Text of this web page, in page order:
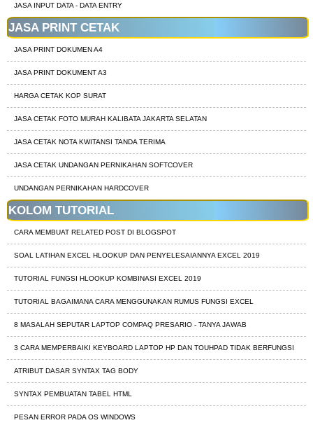
JASA INPUT DATA - DATA ENTRY
JASA PRINT CETAK
JASA PRINT DOKUMEN A4
JASA PRINT DOKUMENT A3
HARGA CETAK KOP SURAT
JASA CETAK FOTO MURAH KALIBATA JAKARTA SELATAN
JASA CETAK NOTA KWITANSI TANDA TERIMA
JASA CETAK UNDANGAN PERNIKAHAN SOFTCOVER
UNDANGAN PERNIKAHAN HARDCOVER
KOLOM TUTORIAL
CARA MEMBUAT RELATED POST DI BLOGSPOT
SOAL LATIHAN EXCEL HLOOKUP DAN PENYELESAIANNYA EXCEL 2019
TUTORIAL FUNGSI HLOOKUP KOMBINASI EXCEL 2019
TUTORIAL BAGAIMANA CARA MENGGUNAKAN RUMUS FUNGSI EXCEL
8 MASALAH SEPUTAR LAPTOP COMPAQ PRESARIO - TANYA JAWAB
3 CARA MEMPERBAIKI KEYBOARD LAPTOP HP DAN TOUHPAD TIDAK BERFUNGSI
ATRIBUT DASAR SYNTAX TAG BODY
SYNTAX PEMBUATAN TABEL HTML
PESAN ERROR PADA OS WINDOWS